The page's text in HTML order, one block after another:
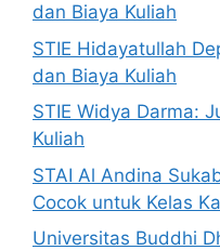
dan Biaya Kuliah
STIE Hidayatullah
dan Biaya Kuliah
STIE Widya Darma:
Kuliah
STAI Al Andina
Cocok untuk Kelas
Universitas Buddhi